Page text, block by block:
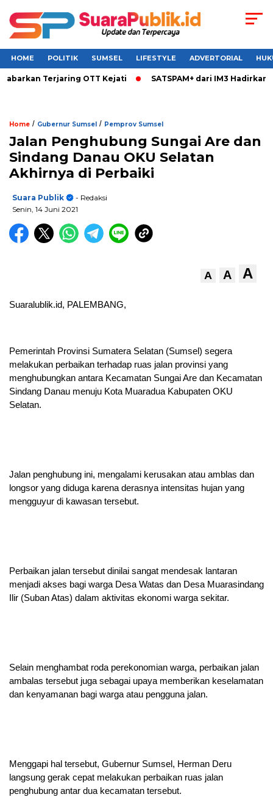
HOME POLITIK SUMSEL LIFESTYLE ADVERTORIAL
Terjaring OTT Kejati SATSPAM+ dari IM3 Hadirkan
Home / Gubernur Sumsel / Pemprov Sumsel
Jalan Penghubung Sungai Are dan
Sindang Danau OKU Selatan
Akhirnya di Perbaiki
Suara Publik
- Redaksi
Senin, 14 Juni 2021
A A A
Suaralublik.id, PALEMBANG,
Pemerintah Provinsi Sumatera Selatan (Sumsel) segera
melakukan perbaikan terhadap ruas jalan provinsi yang
menghubungkan antara Kecamatan Sungai Are dan Kecamatan
Sindang Danau menuju Kota Muaradua Kabupaten OKU
Selatan.
Jalan penghubung ini, mengalami kerusakan atau amblas dan
longsor yang diduga karena derasnya intensitas hujan yang
mengguyur di kawasan tersebut.
Perbaikan jalan tersebut dinilai sangat mendesak lantaran
menjadi akses bagi warga Desa Watas dan Desa Muarasindang
Ilir (Suban Atas) dalam aktivitas ekonomi warga sekitar.
Selain menghambat roda perekonomian warga, perbaikan jalan
ambalas tersebut juga sebagai upaya memberikan keselamatan
dan kenyamanan bagi warga atau pengguna jalan.
Menggapi hal tersebut, Gubernur Sumsel, Herman Deru
langsung gerak cepat melakukan perbaikan ruas jalan
penghubung antar dua kecamatan tersebut.